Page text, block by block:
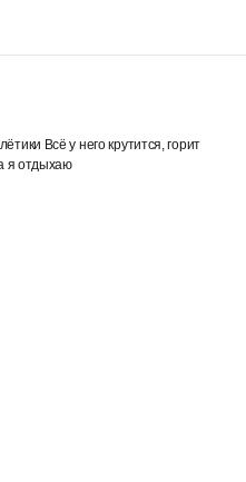
Всё у него крутится, горит
я отдыхаю